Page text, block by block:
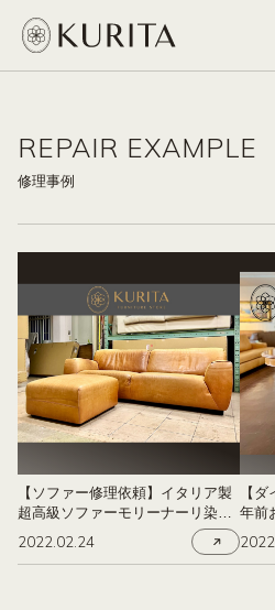
REPAIR EXAMPLE
修理事例
【ソファー修理依頼】イタリア製
超高級ソファーモリーナーリ染め
直し修理
2022.02.24
【
年前
ア製